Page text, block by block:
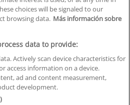
somos
Contacta
Aviso Legal
de Privacidad
de Cookies
Ético
choices will be signaled to our
browsing data. Más información sobre
data to provide:
Actively scan device characteristics for
access information on a device.
ad and content measurement,
development.